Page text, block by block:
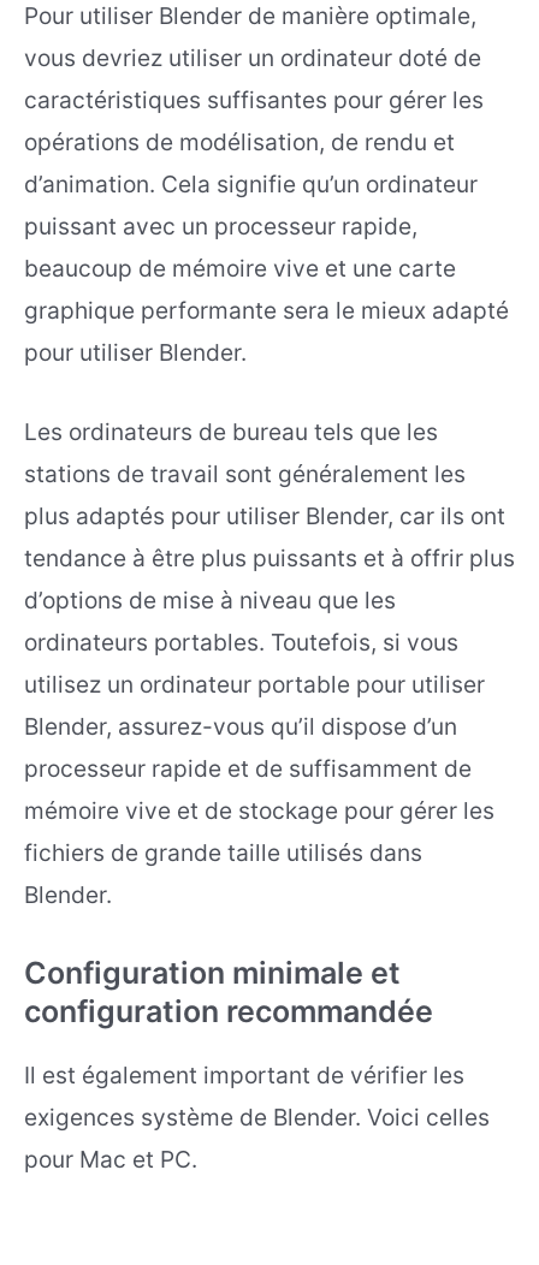
Pour utiliser Blender de manière optimale,
vous devriez utiliser un ordinateur doté de
caractéristiques suffisantes pour gérer les
opérations de modélisation, de rendu et
d’animation. Cela signifie qu’un ordinateur
puissant avec un processeur rapide,
beaucoup de mémoire vive et une carte
graphique performante sera le mieux adapté
pour utiliser Blender.
Les ordinateurs de bureau tels que les
stations de travail sont généralement les
plus adaptés pour utiliser Blender, car ils ont
tendance à être plus puissants et à offrir plus
d’options de mise à niveau que les
ordinateurs portables. Toutefois, si vous
utilisez un ordinateur portable pour utiliser
Blender, assurez-vous qu’il dispose d’un
processeur rapide et de suffisamment de
mémoire vive et de stockage pour gérer les
fichiers de grande taille utilisés dans
Blender.
Configuration minimale et
configuration recommandée
Il est également important de vérifier les
exigences système de Blender. Voici celles
pour Mac et PC.